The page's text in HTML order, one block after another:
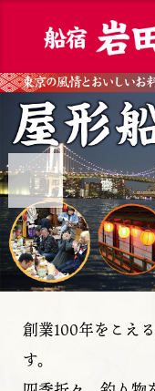
Previous
創業100年をこえ
す。